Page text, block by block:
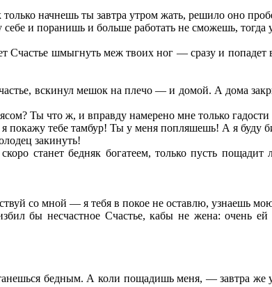
начнешь ты завтра утром жать, решило оно
и поранишь и больше работать не сможешь,
Счастье шмыгнуть меж твоих ног — сразу и
вскинул мешок на плечо — и домой. А дома
Ты что ж, и вправду намерено мне только гадости
тебе тамбур! Ты у меня попляшешь! А я буду
закинуть!
станет бедняк богатеем, только пусть
со мной — я тебя в покое не оставлю, узнаешь
бы несчастное Счастье, кабы не жена: очень
бедным. А коли пощадишь меня, — завтра же